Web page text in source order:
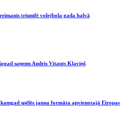
triumfē volejbola gada balvā
saņems Andris Vitauts Kļaviņš
spēlēs jauna formāta apvienotajā Eiropas